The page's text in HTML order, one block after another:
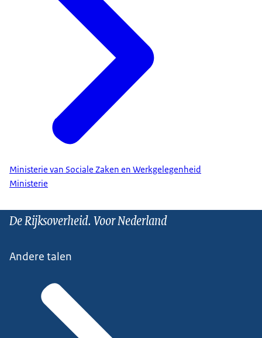
Ministerie van Sociale Zaken en Werkgelegenheid
Ministerie
De Rijksoverheid. Voor Nederland
Andere talen